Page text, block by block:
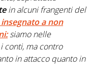
in alcuni frangenti del
a non
siamo nelle
conti, ma contro
in attacco quanto in